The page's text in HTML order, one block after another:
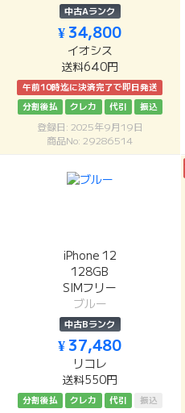
中古Aランク
¥ 34,800
イオシス
送料640円
午前10時迄に決済完了で即日発送
分割後払
クレカ 代引 振込
登録日: 2025年9月19日
商品No: 29286514
iPhone 12
128GB
SIMフリー
ブルー
中古Bランク
¥ 37,480
リコレ
送料550円
分割後払 クレカ 代引 振込